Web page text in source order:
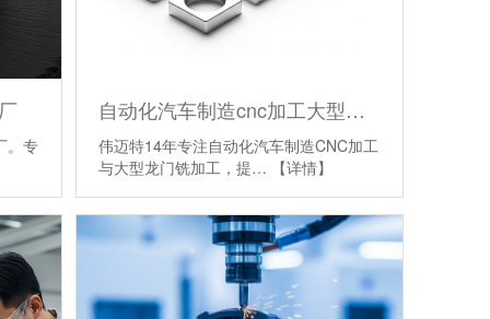
。专
自动化汽车制造cnc加工大型精密制作加工中心
伟迈特14年专注自动化汽车制造CNC加工
与大型龙门铣加工，提…
【详情】